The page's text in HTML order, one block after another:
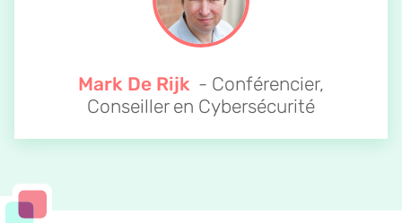
Mark De Rijk - Conférencier,
Conseiller en Cybersécurité